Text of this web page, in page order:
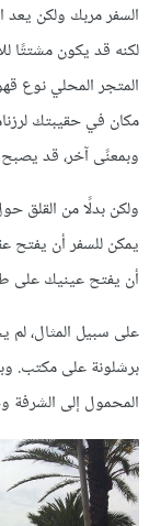
السفر مربك ولكن يعد
لكنه قد يكون مشتتًا
المتجر المحلي نوع
مكان في حقيبتك
وبمعنًى آخر، قد
ولكن بدلًا من القلق
يمكن للسفر أن يفتح
أن يفتح عينيك على
على سبيل المثال، لم
برشلونة على مكتب.
المحمول إلى